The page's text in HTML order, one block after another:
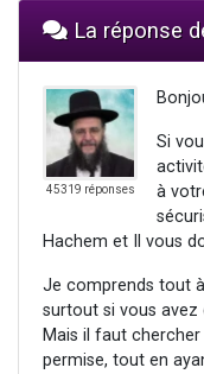
La réponse
45319 réponses
Si
à
Hachem et Il vous
Je comprends tout
surtout si vous avez
Mais il faut
permise, tout en